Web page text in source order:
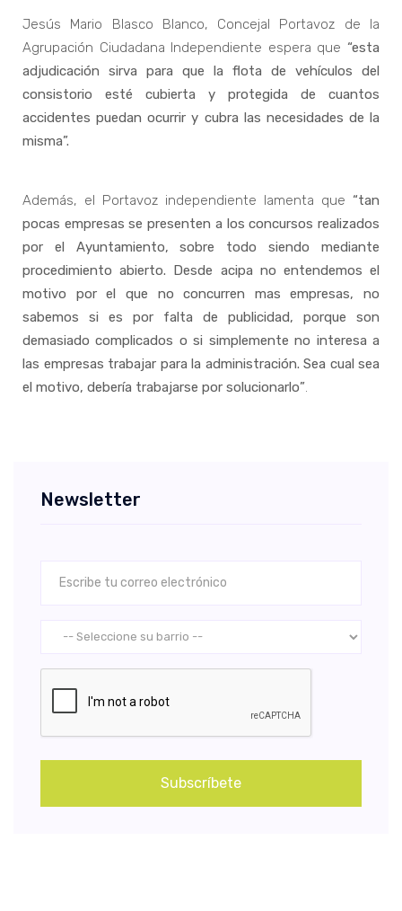
Jesús Mario Blasco Blanco, Concejal Portavoz de la
Agrupación Ciudadana Independiente espera que “esta
adjudicación sirva para que la flota de vehículos del
consistorio esté cubierta y protegida de cuantos
accidentes puedan ocurrir y cubra las necesidades de la
misma”.
Además, el Portavoz independiente lamenta que “tan
pocas empresas se presenten a los concursos realizados
por el Ayuntamiento, sobre todo siendo mediante
procedimiento abierto. Desde acipa no entendemos el
motivo por el que no concurren mas empresas, no
sabemos si es por falta de publicidad, porque son
demasiado complicados o si simplemente no interesa a
las empresas trabajar para la administración. Sea cual sea
el motivo, debería trabajarse por solucionarlo”.
Newsletter
Subscríbete